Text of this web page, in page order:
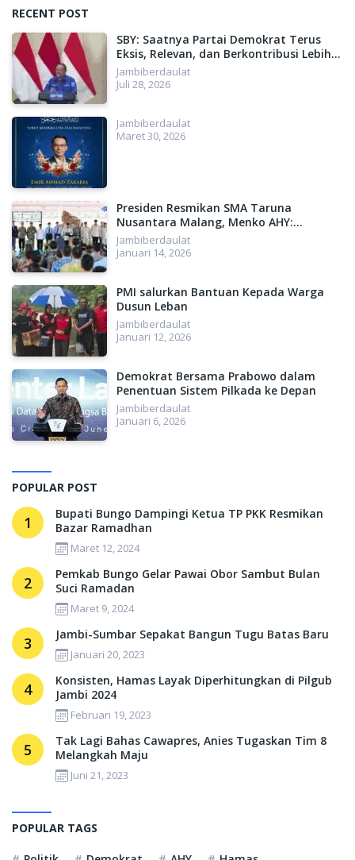
RECENT POST
SBY: Saatnya Partai Demokrat Terus
Eksis, Relevan, dan Berkontribusi Lebih
Besar untuk Indonesia
Jambiberdaulat
Juli 28, 2026
Jambiberdaulat
Maret 30, 2026
Presiden Resmikan SMA Taruna
Nusantara Malang, Menko AHY:
Menyiapkan SDM Unggul, Menuju
Indonesia Emas 2045
Jambiberdaulat
Januari 14, 2026
PMI salurkan Bantuan Kepada Warga
Dusun Leban
Jambiberdaulat
Januari 12, 2026
Demokrat Bersama Prabowo dalam
Penentuan Sistem Pilkada ke Depan
Jambiberdaulat
Januari 6, 2026
POPULAR POST
1
Bupati Bungo Dampingi Ketua TP PKK Resmikan
Bazar Ramadhan
Maret 12, 2024
2
Pemkab Bungo Gelar Pawai Obor Sambut Bulan
Suci Ramadan
Maret 9, 2024
3 Jambi-Sumbar Sepakat Bangun Tugu Batas Baru
Januari 20, 2023
4
Konsisten, Hamas Layak Diperhitungkan di Pilgub
Jambi 2024
Februari 19, 2023
5
Tak Lagi Bahas Cawapres, Anies Tugaskan Tim 8
Melangkah Maju
Juni 21, 2023
POPULAR TAGS